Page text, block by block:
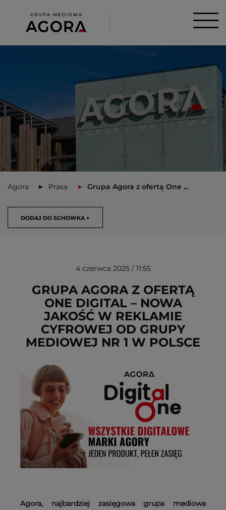
Agora Prasa Grupa Agora z ofertą One ...
DODAJ DO SCHOWKA +
USUŃ ZE SCHOWKA
4 czerwca 2025 / 11:55
GRUPA AGORA Z OFERTĄ
ONE DIGITAL – NOWA
JAKOŚĆ W REKLAMIE
CYFROWEJ OD GRUPY
MEDIOWEJ NR 1 W POLSCE
Agora, najbardziej zasięgowa grupa mediowa